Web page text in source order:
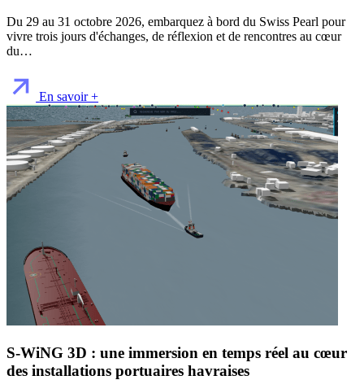
Du 29 au 31 octobre 2026, embarquez à bord du Swiss Pearl pour
vivre trois jours d'échanges, de réflexion et de rencontres au cœur
du…
En savoir +
S-WiNG 3D : une immersion en temps réel au cœur
des installations portuaires havraises